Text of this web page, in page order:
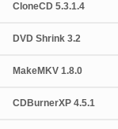
CloneCD 5.3.1.4
DVD Shrink 3.2
MakeMKV 1.8.0
CDBurnerXP 4.5.1